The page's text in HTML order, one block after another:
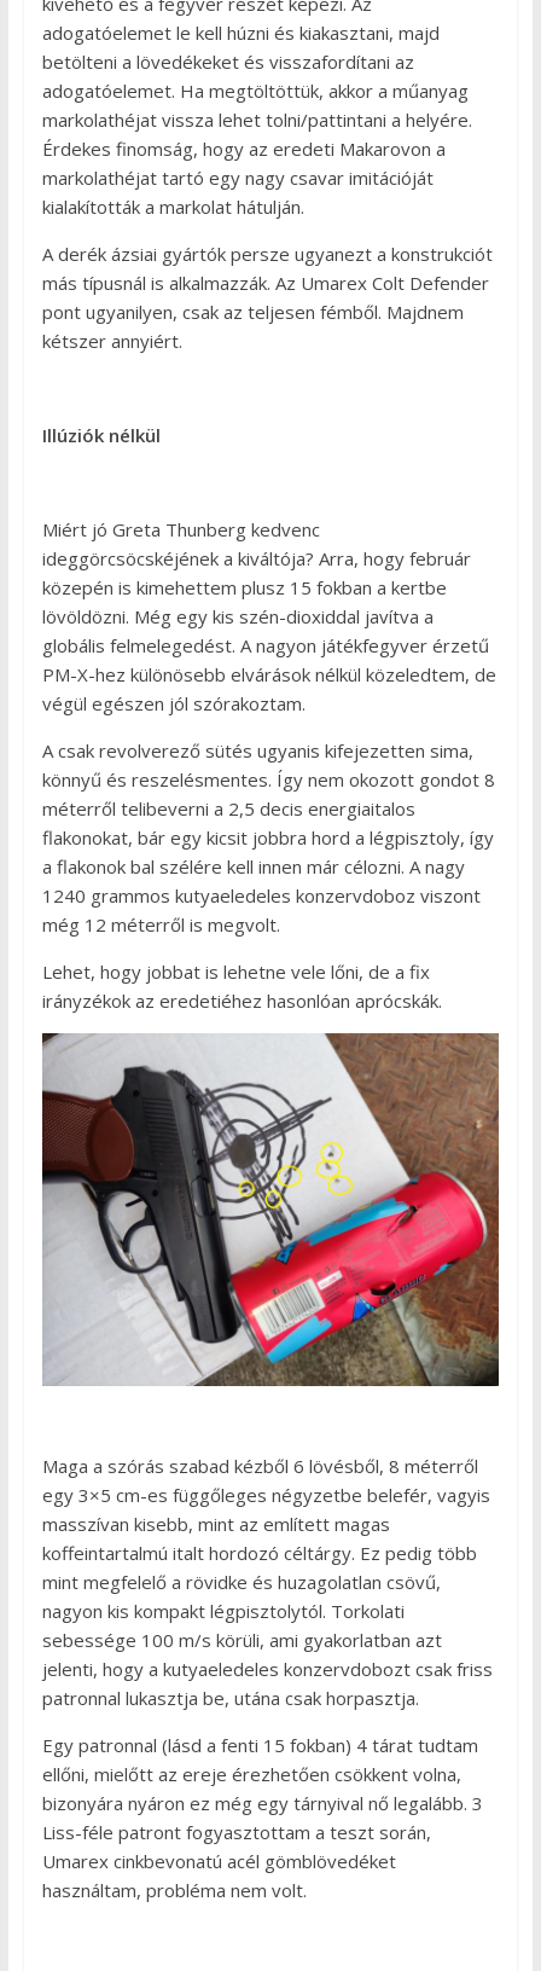
adogatóelemet le kell húzni és kiakasztani, majd
betölteni a lövedékeket és visszafordítani az
adogatóelemet. Ha megtöltöttük, akkor a műanyag
markolathéjat vissza lehet tolni/pattintani a helyére.
Érdekes finomság, hogy az eredeti Makarovon a
markolathéjat tartó egy nagy csavar imitációját
kialakították a markolat hátulján.
A derék ázsiai gyártók persze ugyanezt a konstrukciót
más típusnál is alkalmazzák. Az Umarex Colt Defender
pont ugyanilyen, csak az teljesen fémből. Majdnem
kétszer annyiért.
Illúziók nélkül
Miért jó Greta Thunberg kedvenc
ideggörcsöcskéjének a kiváltója? Arra, hogy február
közepén is kimehettem plusz 15 fokban a kertbe
lövöldözni. Még egy kis szén-dioxiddal javítva a
globális felmelegedést. A nagyon játékfegyver érzetű
PM-X-hez különösebb elvárások nélkül közeledtem, de
végül egészen jól szórakoztam.
A csak revolverező sütés ugyanis kifejezetten sima,
könnyű és reszelésmentes. Így nem okozott gondot 8
méterről telibeverni a 2,5 decis energiaitalos
flakonokat, bár egy kicsit jobbra hord a légpisztoly, így
a flakonok bal szélére kell innen már célozni. A nagy
1240 grammos kutyaeledeles konzervdoboz viszont
még 12 méterről is megvolt.
Lehet, hogy jobbat is lehetne vele lőni, de a fix
irányzékok az eredetiéhez hasonlóan aprócskák.
Maga a szórás szabad kézből 6 lövésből, 8 méterről
egy 3×5 cm-es függőleges négyzetbe belefér, vagyis
masszívan kisebb, mint az említett magas
koffeintartalmú italt hordozó céltárgy. Ez pedig több
mint megfelelő a rövidke és huzagolatlan csövű,
nagyon kis kompakt légpisztolytól. Torkolati
sebessége 100 m/s körüli, ami gyakorlatban azt
jelenti, hogy a kutyaeledeles konzervdobozt csak friss
patronnal lukasztja be, utána csak horpasztja.
Egy patronnal (lásd a fenti 15 fokban) 4 tárat tudtam
ellőni, mielőtt az ereje érezhetően csökkent volna,
bizonyára nyáron ez még egy tárnyival nő legalább. 3
Liss-féle patront fogyasztottam a teszt során,
Umarex cinkbevonatú acél gömblövedéket
használtam, probléma nem volt.